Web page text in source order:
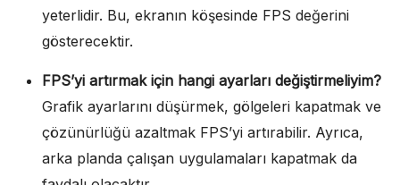
yeterlidir. Bu, ekranın köşesinde FPS değerini
gösterecektir.
FPS’yi artırmak için hangi ayarları değiştirmeliyim?
Grafik ayarlarını düşürmek, gölgeleri kapatmak ve
çözünürlüğü azaltmak FPS’yi artırabilir. Ayrıca,
arka planda çalışan uygulamaları kapatmak da